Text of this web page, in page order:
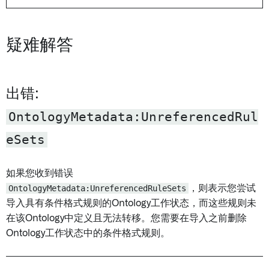
疑难解答
出错:
OntologyMetadata:UnreferencedRul
eSets
如果您收到错误
OntologyMetadata:UnreferencedRuleSets
，则表示您尝试
导入具有条件格式规则的Ontology工作状态，而这些规则未
在该Ontology中定义且无法转移。您需要在导入之前删除
Ontology工作状态中的条件格式规则。